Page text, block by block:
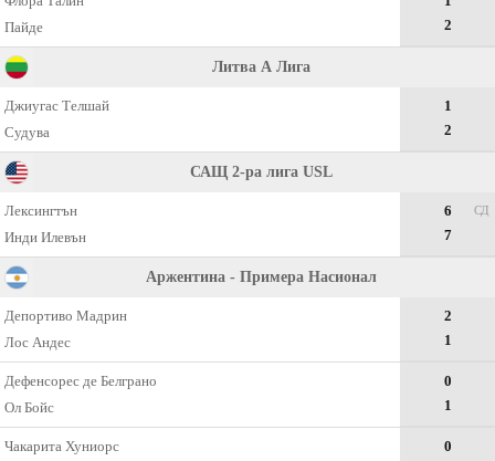
Пайде
2
Литва А Лига
Джиугас Телшай
Судува
1
2
САЩ 2-ра лига USL
Лексингтън
Инди Илевън
6
7
СД
Аржентина - Примера Насионал
Депортиво Мадрин
Лос Андес
2
1
Дефенсорес де Белграно
Ол Бойс
0
1
Чакарита Хуниорс
0